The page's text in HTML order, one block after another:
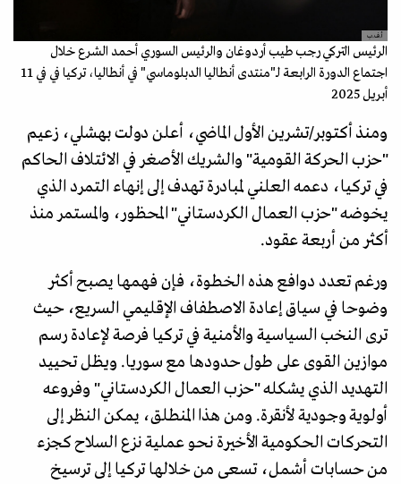
أ.ف.ب
الرئيس التركي رجب طيب أردوغان والرئيس السوري أحمد الشرع خلال
اجتماع الدورة الرابعة لـ"منتدى أنطاليا الدبلوماسي" في أنطاليا، تركيا في في 11
أبريل 2025
ومنذ أكتوبر/تشرين الأول الماضي، أعلن دولت بهشلي، زعيم
"حزب الحركة القومية" والشريك الأصغر في الائتلاف الحاكم
في تركيا، دعمه العلني لمبادرة تهدف إلى إنهاء التمرد الذي
يخوضه "حزب العمال الكردستاني" المحظور، والمستمر منذ
أكثر من أربعة عقود.
ورغم تعدد دوافع هذه الخطوة، فإن فهمها يصبح أكثر
وضوحا في سياق إعادة الاصطفاف الإقليمي السريع، حيث
ترى النخب السياسية والأمنية في تركيا فرصة لإعادة رسم
موازين القوى على طول حدودها مع سوريا. ويظل تحييد
التهديد الذي يشكله "حزب العمال الكردستاني" وفروعه
أولوية وجودية لأنقرة. ومن هذا المنطلق، يمكن النظر إلى
التحركات الحكومية الأخيرة نحو عملية نزع السلاح كجزء
من حسابات أشمل، تسعى من خلالها تركيا إلى ترسيخ